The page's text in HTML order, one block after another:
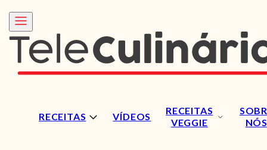
RECEITAS VÍDEOS
RECEITAS
VEGGIE
NÓS